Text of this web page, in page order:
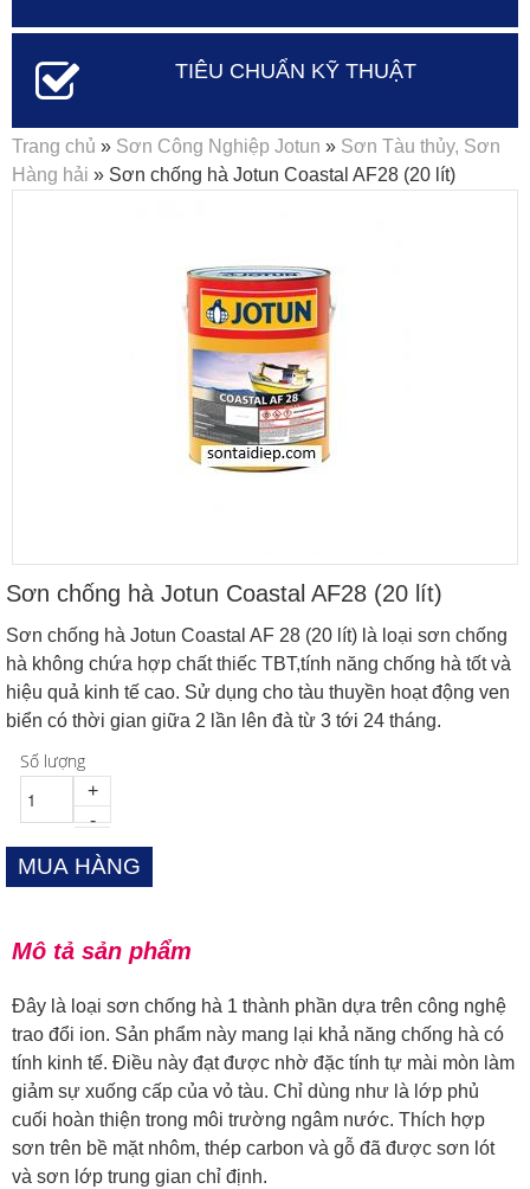
TIÊU CHUẨN KỸ THUẬT
Bạn đang ở đây
Trang chủ » Sơn Công Nghiệp Jotun » Sơn Tàu thủy, Sơn
Hàng hải » Sơn chống hà Jotun Coastal AF28 (20 lít)
Sơn chống hà Jotun Coastal AF28 (20 lít)
Sơn chống hà Jotun Coastal AF 28 (20 lít) là loại sơn chống
hà không chứa hợp chất thiếc TBT,tính năng chống hà tốt và
hiệu quả kinh tế cao. Sử dụng cho tàu thuyền hoạt động ven
biển có thời gian giữa 2 lần lên đà từ 3 tới 24 tháng.
Số lượng
+
-
Mô tả sản phẩm
Đây là loại sơn chống hà 1 thành phần dựa trên công nghệ
trao đổi ion. Sản phẩm này mang lại khả năng chống hà có
tính kinh tế. Điều này đạt được nhờ đặc tính tự mài mòn làm
giảm sự xuống cấp của vỏ tàu. Chỉ dùng như là lớp phủ
cuối hoàn thiện trong môi trường ngâm nước. Thích hợp
sơn trên bề mặt nhôm, thép carbon và gỗ đã được sơn lót
và sơn lớp trung gian chỉ định.